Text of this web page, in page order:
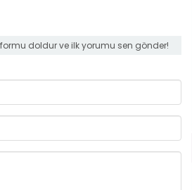
doldur ve ilk yorumu sen gönder!